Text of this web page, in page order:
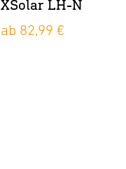
XSolar LH-N
ab 82,99 €